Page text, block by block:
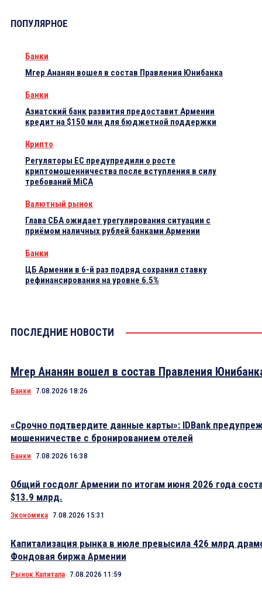
ПОПУЛЯРНОЕ
Банки
Мгер Ананян вошел в состав Правления Юнибанка
Банки
Азиатский банк развития предоставит Армении
кредит на $150 млн для бюджетной поддержки
Крипто
Регуляторы ЕС предупредили о росте
криптомошенничества после вступления в силу
требований MiCA
Валютный рынок
Глава СБА ожидает урегулирования ситуации с
приёмом наличных рублей банками Армении
Банки
ЦБ Армении в 6-й раз подряд сохранил ставку
рефинансирования на уровне 6.5%
ПОСЛЕДНИЕ НОВОСТИ
Мгер Ананян вошел в состав Правления
Банки 7.08.2026 18:26
«Срочно подтвердите данные карты»: IDBank
мошенничестве с бронированием отелей
Банки 7.08.2026 16:38
Общий госдолг Армении по итогам июня 2026 года
$13.9 млрд.
Экономика 7.08.2026 15:31
Капитализация рынка в июле превысила 426 млрд
Фондовая биржа Армении
Рынок Капитала 7.08.2026 11:59